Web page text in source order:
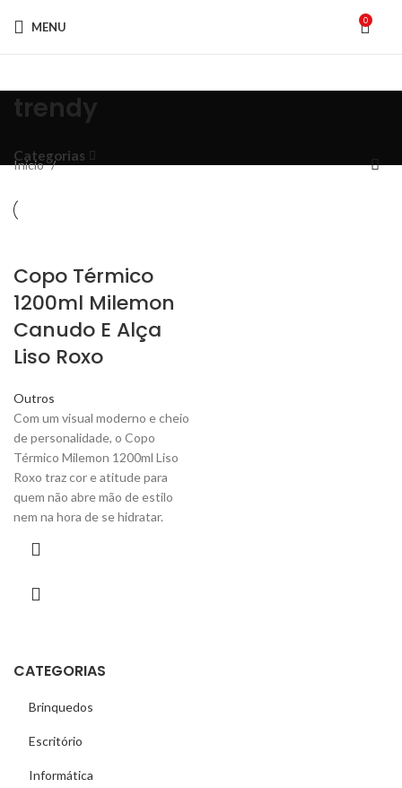
MENU 0
trendy
Categorias
CATEGORIAS
Brinquedos
Escritório
Informática
Início
Copo Térmico
1200ml Milemon
Canudo E Alça
Liso Roxo
Outros
Com um visual moderno e cheio
de personalidade, o Copo
Térmico Milemon 1200ml Liso
Roxo traz cor e atitude para
quem não abre mão de estilo
nem na hora de se hidratar.